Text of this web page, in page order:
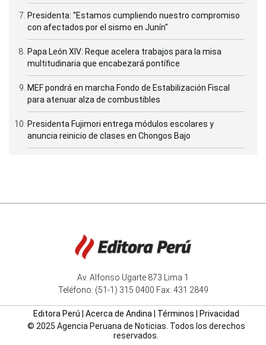
Presidenta: “Estamos cumpliendo nuestro compromiso
con afectados por el sismo en Junín"
Papa León XIV: Reque acelera trabajos para la misa
multitudinaria que encabezará pontífice
MEF pondrá en marcha Fondo de Estabilización Fiscal
para atenuar alza de combustibles
Presidenta Fujimori entrega módulos escolares y
anuncia reinicio de clases en Chongos Bajo
Av. Alfonso Ugarte 873 Lima 1
Teléfono: (51-1) 315 0400 Fax: 431 2849
Editora Perú Acerca de Andina Términos
Privacidad
© 2025 Agencia Peruana de Noticias. Todos los derechos
reservados.